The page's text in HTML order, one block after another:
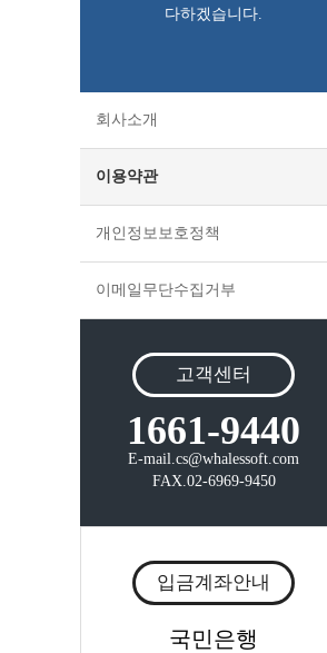
다하겠습니다.
회사소개
이용약관
개인정보보호정책
이메일무단수집거부
고객센터
1661-9440
E-mail.cs@whalessoft.com
FAX.02-6969-9450
입금계좌안내
국민은행